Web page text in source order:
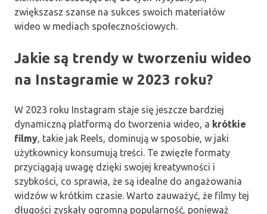
zwiększasz szanse na sukces swoich materiałów
wideo w mediach społecznościowych.
Jakie są trendy w tworzeniu wideo
na Instagramie w 2023 roku?
W 2023 roku Instagram staje się jeszcze bardziej
dynamiczną platformą do tworzenia wideo, a krótkie
filmy, takie jak Reels, dominują w sposobie, w jaki
użytkownicy konsumują treści. Te zwięzłe formaty
przyciągają uwagę dzięki swojej kreatywności i
szybkości, co sprawia, że są idealne do angażowania
widzów w krótkim czasie. Warto zauważyć, że filmy tej
długości zyskały ogromną popularność, ponieważ